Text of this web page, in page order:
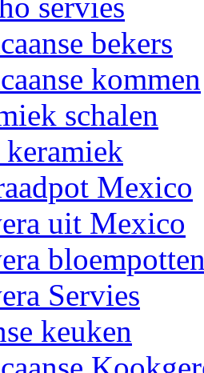
bekers
kommen
schalen
Mexico
uit Mexico
Servies
keuken